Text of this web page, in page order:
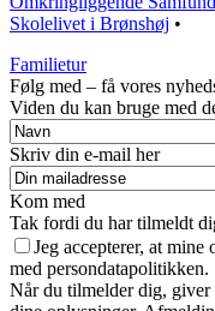
Skolelivet i Brønshøj •
Familietur
Følg med – få vores
Viden du kan bruge med
Skriv din e-mail her
Kom med
Tak fordi du har tilmeldt
Jeg accepterer, at mine
med persondatapolitikken.
Når du tilmelder dig,